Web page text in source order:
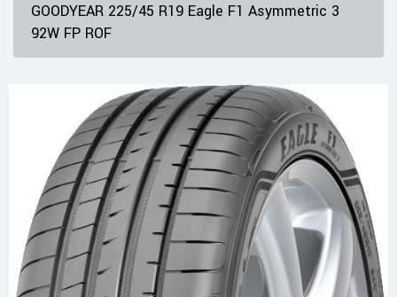
GOODYEAR 225/45 R19 Eagle F1 Asymmetric 3
92W FP ROF